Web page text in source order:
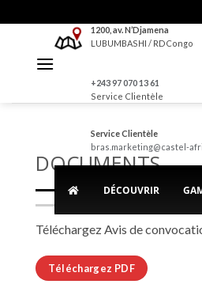
to
1200, av. N’Djamena
LUBUMBASHI / RDCongo
+243 97 070 13 61
Service Clientèle
Service Clientèle
bras.marketing@castel-
DÉCOUVRIR
DOCUMENTS
Téléchargez Avis de
Téléchargez PDF